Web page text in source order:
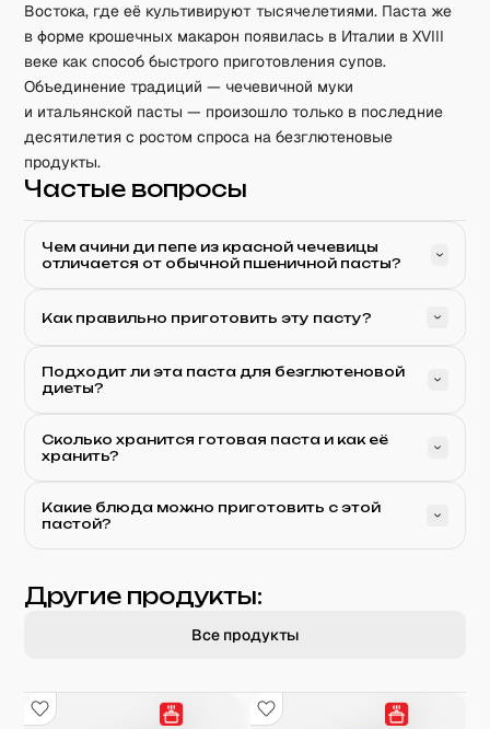
Востока, где её культивируют тысячелетиями. Паста же
в форме крошечных макарон появилась в Италии в XVIII
веке как способ быстрого приготовления супов.
Объединение традиций — чечевичной муки
и итальянской пасты — произошло только в последние
десятилетия с ростом спроса на безглютеновые
продукты.
Частые вопросы
Чем ачини ди пепе из красной чечевицы
отличается от обычной пшеничной пасты?
Как правильно приготовить эту пасту?
Подходит ли эта паста для безглютеновой
диеты?
Сколько хранится готовая паста и как её
хранить?
Какие блюда можно приготовить с этой
пастой?
Другие продукты:
Все продукты